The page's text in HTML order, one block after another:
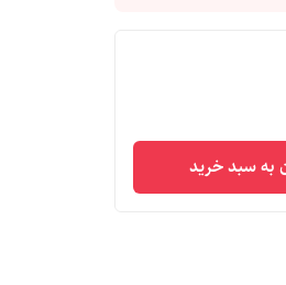
به سبد خرید